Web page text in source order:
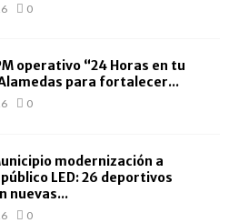
0
operativo “24 Horas en tu
para fortalecer...
0
modernización a
LED: 26 deportivos
nuevas...
0